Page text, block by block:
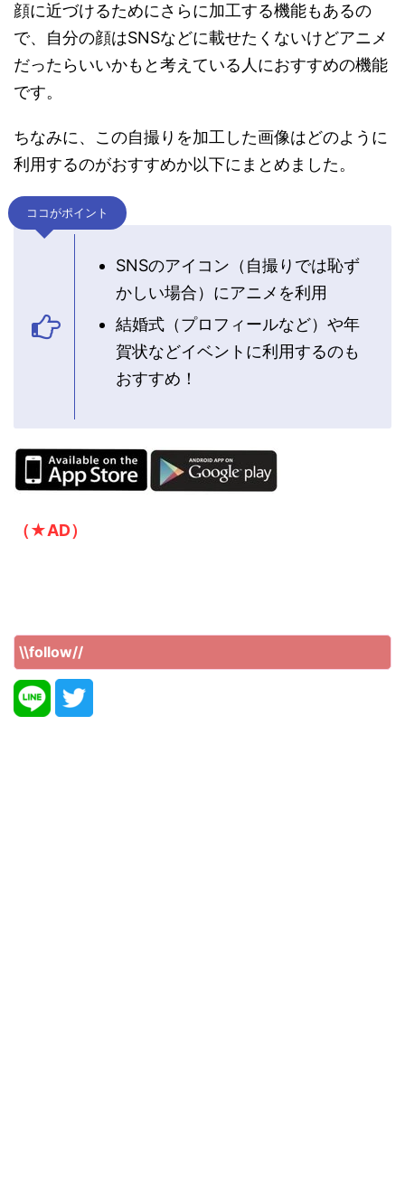
顔に近づけるためにさらに加工する機能もあるの
で、自分の顔はSNSなどに載せたくないけどアニメ
だったらいいかもと考えている人におすすめの機能
です。
ちなみに、この自撮りを加工した画像はどのように
利用するのがおすすめか以下にまとめました。
ココがポイント
SNSのアイコン（自撮りでは恥ず
かしい場合）にアニメを利用
結婚式（プロフィールなど）や年
賀状などイベントに利用するのも
おすすめ！
（★AD）
\\follow//